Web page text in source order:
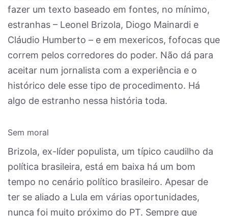
fazer um texto baseado em fontes, no mínimo,
estranhas – Leonel Brizola, Diogo Mainardi e
Cláudio Humberto – e em mexericos, fofocas que
correm pelos corredores do poder. Não dá para
aceitar num jornalista com a experiência e o
histórico dele esse tipo de procedimento. Há
algo de estranho nessa história toda.
Sem moral
Brizola, ex-líder populista, um típico caudilho da
política brasileira, está em baixa há um bom
tempo no cenário político brasileiro. Apesar de
ter se aliado a Lula em várias oportunidades,
nunca foi muito próximo do PT. Sempre que